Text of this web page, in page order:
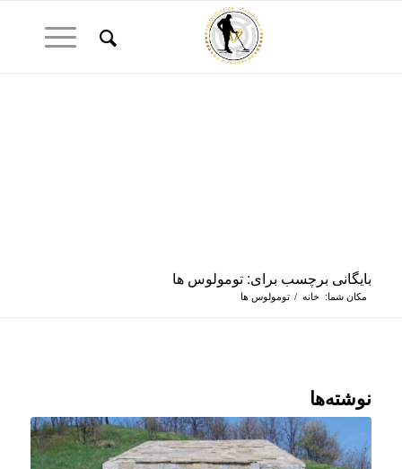
بایگانی برچسب برای: تومولوس ها
مکان شما: خانه / تومولوس ها
نوشته‌ها